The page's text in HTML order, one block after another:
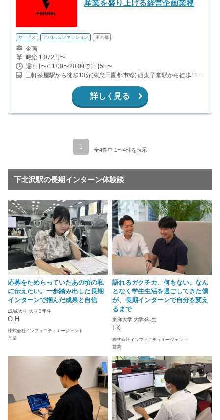
産業を盛り上げる経営企画業務
サービス アパレル/ファッション 東京都
企画
時給 1,072円〜
週3日〜/11:00〜20:00で1日5h〜
三軒茶屋駅から徒歩13分(東急田園都市線) 西太子堂駅から徒歩11分
歩17分(京王井の頭線)
詳しく見る
1 全4件中 1〜4件を表示
下北沢駅の長期インターン体験談
応募をためらっていたあの頃の私
に伝えたい。一歩踏み出した長期
インターンで掴んだ成果と自信
成城大学 大学3年生
O.H
株式会社インフィニティエージェント
営業
語れるガクチカ、何もない。なん
となく学生生活を過ごしてきた僕
が、長期インターンで自分を変え
るまで
東洋大学 大学3年生
I.K
株式会社インフィニティエージェント
営業